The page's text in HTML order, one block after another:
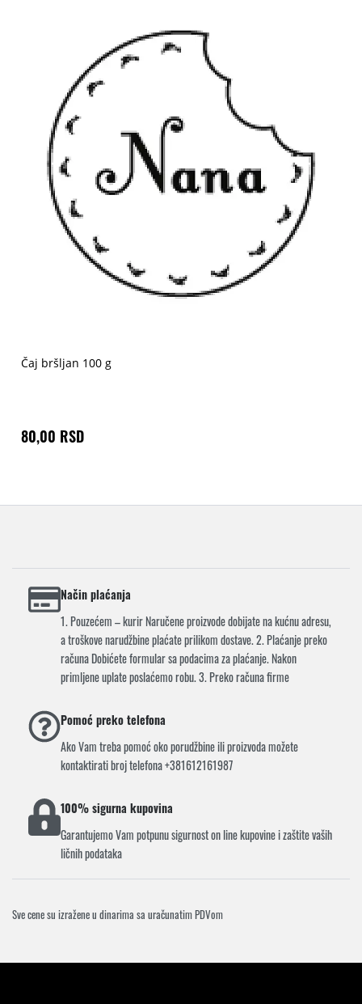
Čaj bršljan 100 g
80,00 RSD
Način plaćanja
1. Pouzećem – kurir Naručene proizvode dobijate na kućnu adresu,
a troškove narudžbine plaćate prilikom dostave. 2. Plaćanje preko
računa Dobićete formular sa podacima za plaćanje. Nakon
primljene uplate poslaćemo robu. 3. Preko računa firme
Pomoć preko telefona
Ako Vam treba pomoć oko porudžbine ili proizvoda možete
kontaktirati broj telefona +381612161987
100% sigurna kupovina
Garantujemo Vam potpunu sigurnost on line kupovine i zaštite vaših
ličnih podataka
Sve cene su izražene u dinarima sa uračunatim PDVom